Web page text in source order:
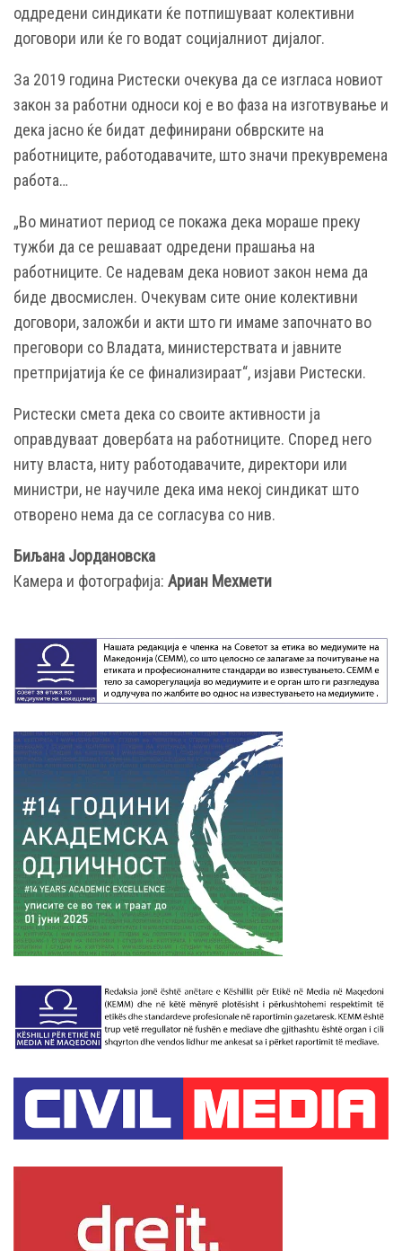
оддредени синдикати ќе потпишуваат колективни
договори или ќе го водат социјалниот дијалог.
За 2019 година Ристески очекува да се изгласа новиот
закон за работни односи кој е во фаза на изготвување и
дека јасно ќе бидат дефинирани обврските на
работниците, работодавачите, што значи прекувремена
работа…
„Во минатиот период се покажа дека мораше преку
тужби да се решаваат одредени прашања на
работниците. Се надевам дека новиот закон нема да
биде двосмислен. Очекувам сите оние колективни
договори, заложби и акти што ги имаме започнато во
преговори со Владата, министерствата и јавните
претпријатија ќе се финализираат“, изјави Ристески.
Ристески смета дека со своите активности ја
оправдуваат довербата на работниците. Според него
ниту власта, ниту работодавачите, директори или
министри, не научиле дека има некој синдикат што
отворено нема да се согласува со нив.
Биљана Јордановска
Камера и фотографија: Ариан Мехмети